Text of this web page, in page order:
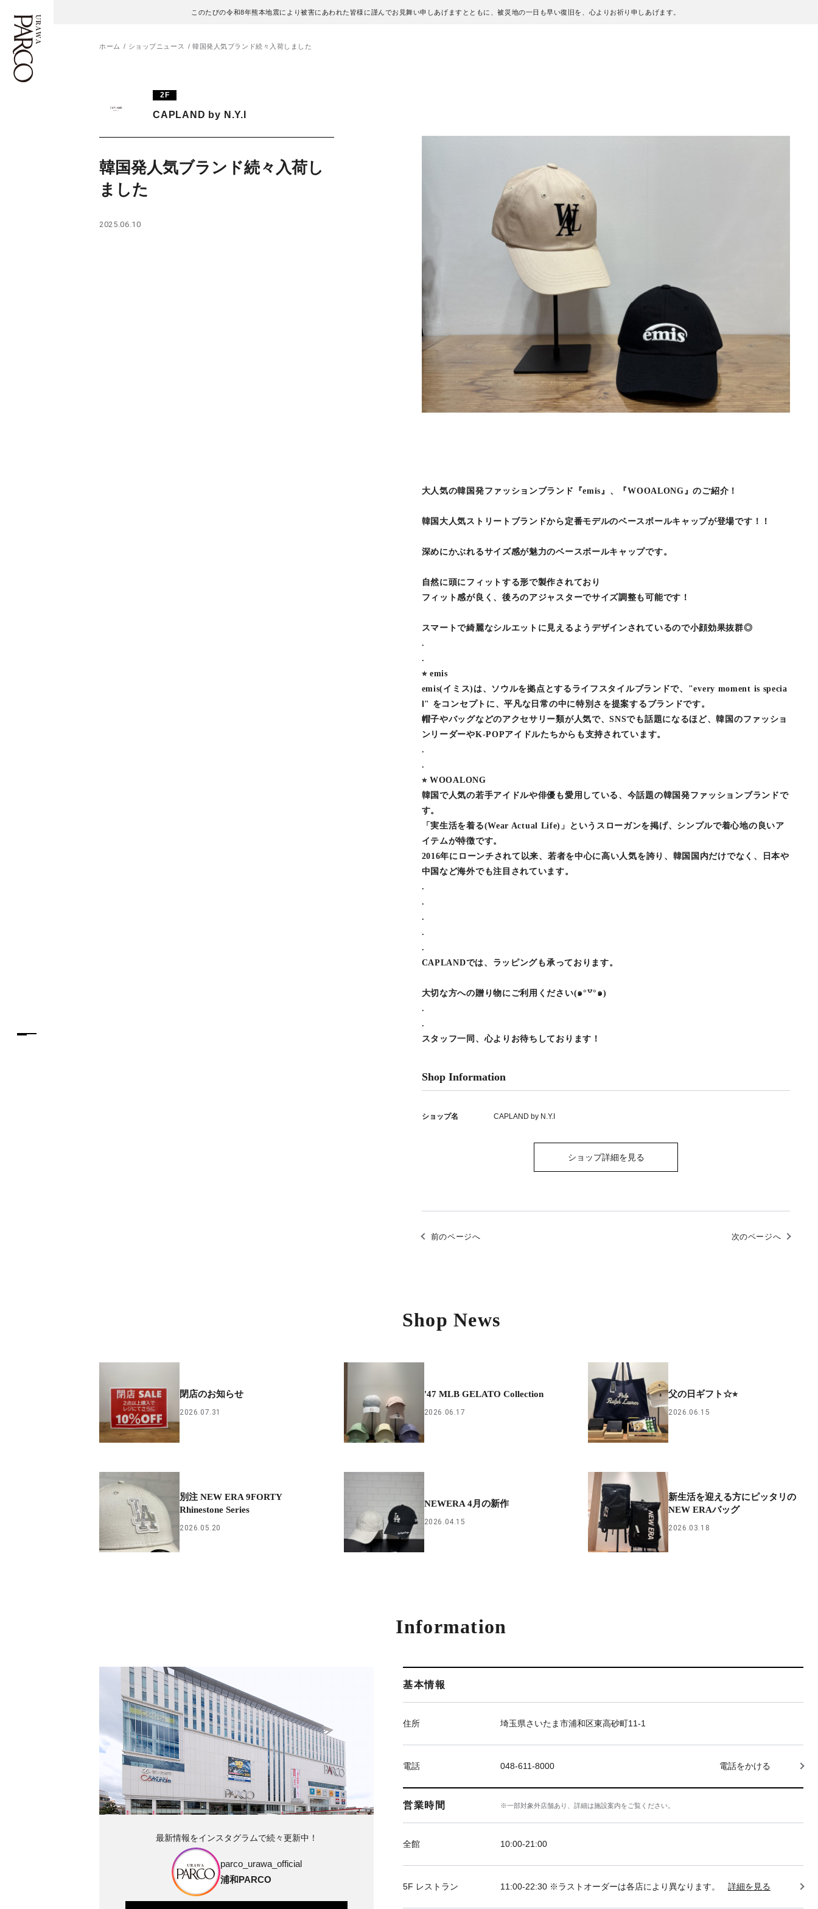
このたびの令和8年熊本地震により被害にあわれた皆様に謹んでお見舞い申しあげますとともに、被災地の一日も早い復旧を、心よりお祈り申しあげます。
施設案内・アクセス
ホーム ショップニュース 韓国発人気ブランド続々入荷しました
2F
CAPLAND by N.Y.I
韓国発人気ブランド続々入荷し
ました
2025.06.10
大人気の韓国発ファッションブランド『emis』、『WOOALONG』のご紹介！
韓国大人気ストリートブランドから定番モデルのベースボールキャップが登場です！！
深めにかぶれるサイズ感が魅力のベースボールキャップです。
自然に頭にフィットする形で製作されており
フィット感が良く、後ろのアジャスターでサイズ調整も可能です！
スマートで綺麗なシルエットに見えるようデザインされているので小顔効果抜群◎
.
.
⭐︎ emis
emis(イミス)は、ソウルを拠点とするライフスタイルブランドで、"every moment is specia
l" をコンセプトに、平凡な日常の中に特別さを提案するブランドです。
帽子やバッグなどのアクセサリー類が人気で、SNSでも話題になるほど、韓国のファッショ
ンリーダーやK-POPアイドルたちからも支持されています。
.
.
⭐︎ WOOALONG
韓国で人気の若手アイドルや俳優も愛用している、今話題の韓国発ファッションブランドで
す。
「実生活を着る(Wear Actual Life)」というスローガンを掲げ、シンプルで着心地の良いア
イテムが特徴です。
2016年にローンチされて以来、若者を中心に高い人気を誇り、韓国国内だけでなく、日本や
中国など海外でも注目されています。
.
.
.
.
.
CAPLANDでは、ラッピングも承っております。
大切な方への贈り物にご利用ください(๑°꒵°๑)
.
.
スタッフ一同、心よりお待ちしております！
Shop Information
ショップ名 CAPLAND by N.Y.I
ショップ詳細を見る
前のページへ 次のページへ
Shop News
閉店のお知らせ
2026.07.31
'47 MLB GELATO Collection
2026.06.17
父の日ギフト☆⭐︎
2026.06.15
別注 NEW ERA 9FORTY
Rhinestone Series
2026.05.20
NEWERA 4月の新作
2026.04.15
新生活を迎える方にピッタリの
NEW ERAバッグ
2026.03.18
Information
基本情報
住所 埼玉県さいたま市浦和区東高砂町11-1
電話 048-611-8000 電話をかける
営業時間 ※一部対象外店舗あり、詳細は施設案内をご覧ください。
全館 10:00‐21:00
5F レストラン 11:00-22:30 ※ラストオーダーは各店により異なります。 詳細を見る
最新情報をインスタグラムで続々更新中！
parco_urawa_official
浦和PARCO